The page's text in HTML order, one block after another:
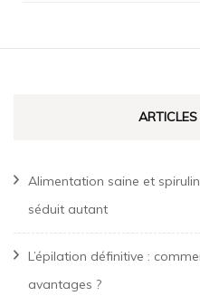
Alimentation saine et
séduit autant
L’épilation définitive :
avantages ?